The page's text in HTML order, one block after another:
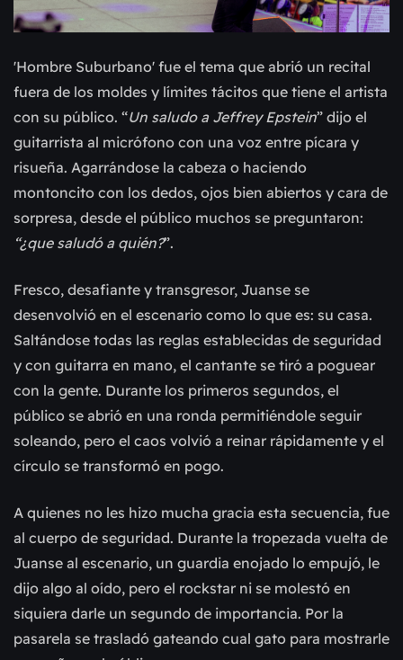
'Hombre Suburbano' fue el tema que abrió un recital
fuera de los moldes y límites tácitos que tiene el artista
con su público. “Un saludo a Jeffrey Epstein” dijo el
guitarrista al micrófono con una voz entre pícara y
risueña. Agarrándose la cabeza o haciendo
montoncito con los dedos, ojos bien abiertos y cara de
sorpresa, desde el público muchos se preguntaron:
“¿que saludó a quién?”.
Fresco, desafiante y transgresor, Juanse se
desenvolvió en el escenario como lo que es: su casa.
Saltándose todas las reglas establecidas de seguridad
y con guitarra en mano, el cantante se tiró a poguear
con la gente. Durante los primeros segundos, el
público se abrió en una ronda permitiéndole seguir
soleando, pero el caos volvió a reinar rápidamente y el
círculo se transformó en pogo.
A quienes no les hizo mucha gracia esta secuencia, fue
al cuerpo de seguridad. Durante la tropezada vuelta de
Juanse al escenario, un guardia enojado lo empujó, le
dijo algo al oído, pero el rockstar ni se molestó en
siquiera darle un segundo de importancia. Por la
pasarela se trasladó gateando cual gato para mostrarle